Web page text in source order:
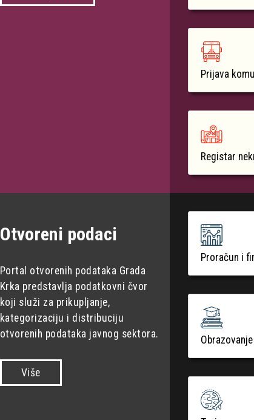
Prijava
Registar
Otvoreni podaci
Portal otvorenih podataka Grada
Krka predstavlja podatkovni čvor
koji služi za prikupljanje,
kategorizaciju i distribuciju
otvorenih podataka javnog sektora.
Više
Proračun i